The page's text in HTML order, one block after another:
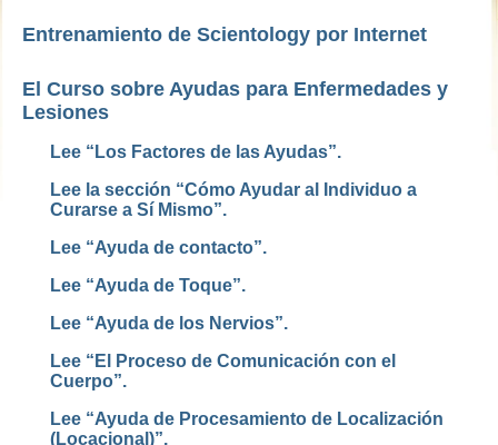
Entrenamiento de Scientology por Internet
El Curso sobre Ayudas para Enfermedades y
Lesiones
Lee “Los Factores de las Ayudas”.
Lee la sección “Cómo Ayudar al Individuo a
Curarse a Sí Mismo”.
Lee “Ayuda de contacto”.
Lee “Ayuda de Toque”.
Lee “Ayuda de los Nervios”.
Lee “El Proceso de Comunicación con el
Cuerpo”.
Lee “Ayuda de Procesamiento de Localización
(Locacional)”.